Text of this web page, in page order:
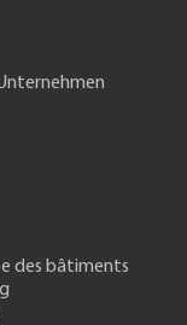
des bâtiments